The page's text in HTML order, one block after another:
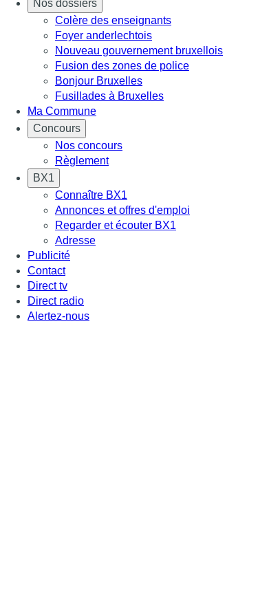
Nos dossiers
Colère des enseignants
Foyer anderlechtois
Nouveau gouvernement bruxellois
Fusion des zones de police
Bonjour Bruxelles
Fusillades à Bruxelles
Ma Commune
Concours
Nos concours
Règlement
BX1
Connaître BX1
Annonces et offres d'emploi
Regarder et écouter BX1
Adresse
Publicité
Contact
Direct tv
Direct radio
Alertez-nous